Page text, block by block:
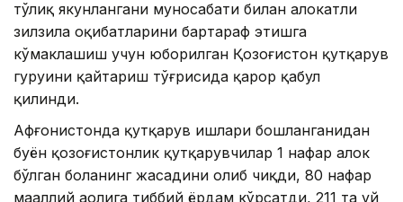
тўлиқ якунлангани муносабати билан ҳалокатли
зилзила оқибатларини бартараф этишга
кўмаклашиш учун юборилган Қозоғистон қутқарув
гуруҳини қайтариш тўғрисида қарор қабул
қилинди.
Афғонистонда қутқарув ишлари бошланганидан
буён қозоғистонлик қутқарувчилар 1 нафар ҳалок
бўлган боланинг жасадини олиб чиқди, 80 нафар
маҳаллий аҳолига тиббий ёрдам кўрсатди, 211 та уй